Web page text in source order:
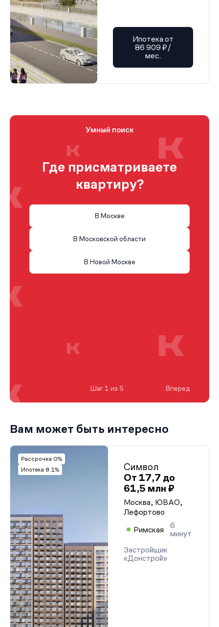
Ипотека от
86 909 ₽/
мес.
Умный поиск
Где присматриваете
квартиру?
В Москве
В Московской области
В Новой Москве
Шаг 1 из 5 Вперед
Вам может быть интересно
Рассрочка 0%
Ипотека 8.1%
Символ
От 17,7 до
61,5 млн ₽
Москва, ЮВАО,
Лефортово
Римская
6
минут
Застройщик
«Донстрой»